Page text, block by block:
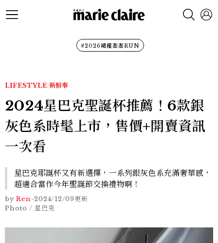
#2026裙襬澎澎RUN
LIFESTYLE 新鮮事
2024星巴克聖誕杯推薦！6款銀
灰色系時髦上市，售價+開賣資訊
一次看
星巴克耶誕杯又有新選擇，一系列銀灰色系充滿奢華感，
超適合當作今年聖誕節交換禮物啊！
by Ren-2024/12/09更新
Photo / 星巴克